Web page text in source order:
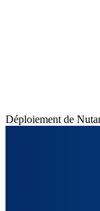
Déploiement de